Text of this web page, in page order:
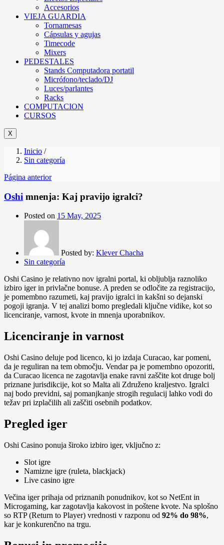
Accesorios
VIEJA GUARDIA
Tornamesas
Cápsulas y agujas
Timecode
Mixers
PEDESTALES
Stands Computadora portatil
Micrófono/teclado/DJ
Luces/parlantes
Racks
COMPUTACION
CURSOS
X
Inicio /
Sin categoría
Página anterior
Oshi mnenja: Kaj pravijo igralci?
Posted on 15 May, 2025
Posted by: Klever Chacha
Sin categoría
Oshi Casino je relativno nov igralni portal, ki obljublja raznoliko
izbiro iger in privlačne bonuse. A preden se odločite za registracijo,
je pomembno razumeti, kaj pravijo igralci in kakšni so dejanski
pogoji igranja. V tej analizi bomo pregledali ključne vidike, kot so
licenciranje, varnost, kvote in mnenja uporabnikov.
Licenciranje in varnost
Oshi Casino deluje pod licenco, ki jo izdaja Curacao, kar pomeni,
da je reguliran na tem območju. Vendar pa je pomembno opozoriti,
da Curacao licenca ne zagotavlja enake ravni zaščite kot druge bolj
priznane jurisdikcije, kot so Malta ali Združeno kraljestvo. Igralci
naj bodo previdni, saj pomanjkanje strogih regulacij lahko vodi do
težav pri izplačilih ali zaščiti osebnih podatkov.
Pregled iger
Oshi Casino ponuja široko izbiro iger, vključno z:
Slot igre
Namizne igre (ruleta, blackjack)
Live casino igre
Večina iger prihaja od priznanih ponudnikov, kot so NetEnt in
Microgaming, kar zagotavlja kakovost in poštene kvote. Na splošno
so RTP (Return to Player) vrednosti v razponu od 92% do 98%,
kar je konkurenčno na trgu.